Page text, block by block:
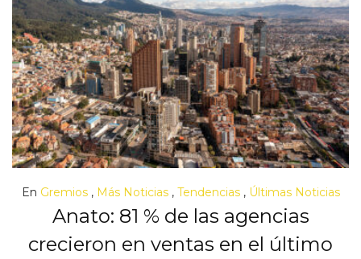
En Gremios, Más Noticias, Tendencias, Últimas Noticias
Anato: 81 % de las agencias
crecieron en ventas en el último